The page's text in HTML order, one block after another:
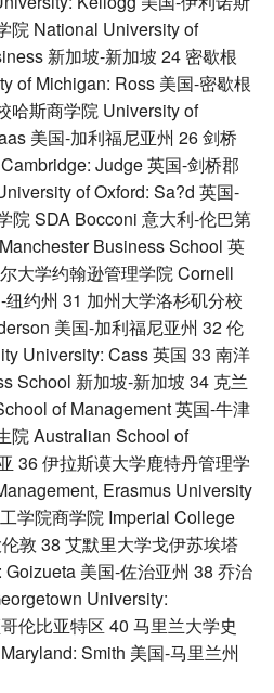
院 National University of
新加坡-新加坡 24 密歇根
of Michigan: Ross 美国-密歇根
哈斯商学院 University of
美国-加利福尼亚州 26 剑桥
Judge 英国-剑桥郡
of Oxford: Sa?d 英国-
院 SDA Bocconi 意大利-伦巴第
Business School 英
大学约翰逊管理学院 Cornell
约州 31 加州大学洛杉矶分校
美国-加利福尼亚州 32 伦
University: Cass 英国 33 南洋
School 新加坡-新加坡 34 克兰
of Management 英国-牛津
院 Australian School of
36 伊拉斯谟大学鹿特丹管理学
Erasmus University
学院商学院 Imperial College
敦 38 艾默里大学戈伊苏埃塔
美国-佐治亚州 38 乔治
University:
伦比亚特区 40 马里兰大学史
Smith 美国-马里兰州